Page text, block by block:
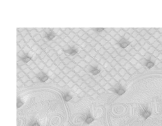
Под заказ Арт.BIORYTMIC
Инновационная матрасная
специальных натуральных
Подробности
Характеристики